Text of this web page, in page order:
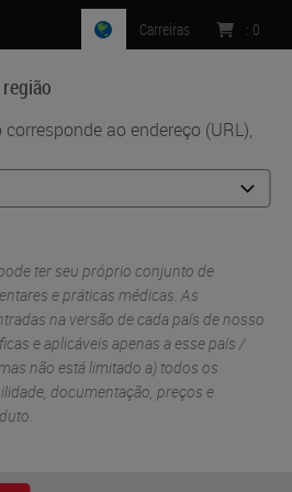
ao endereço (URL),
ter seu próprio conjunto de
e práticas médicas. As
na versão de cada país de nosso
e aplicáveis ​​apenas a esse país /
não está limitado a) todos os
documentação, preços e
Carreiras : 0
MENU
IHC-ISH Instrumentos & Soluções